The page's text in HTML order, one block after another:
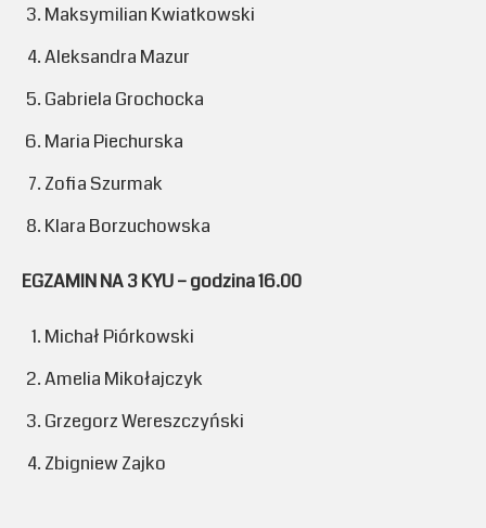
Maksymilian Kwiatkowski
Aleksandra Mazur
Gabriela Grochocka
Maria Piechurska
Zofia Szurmak
Klara Borzuchowska
EGZAMIN NA 3 KYU – godzina 16.00
Michał Piórkowski
Amelia Mikołajczyk
Grzegorz Wereszczyński
Zbigniew Zajko